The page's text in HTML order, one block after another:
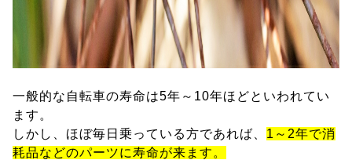
一般的な自転車の寿命は5年～10年ほどといわれてい
ます。
しかし、ほぼ毎日乗っている方であれば、 1～2年で消
耗品などのパーツに寿命が来ます。